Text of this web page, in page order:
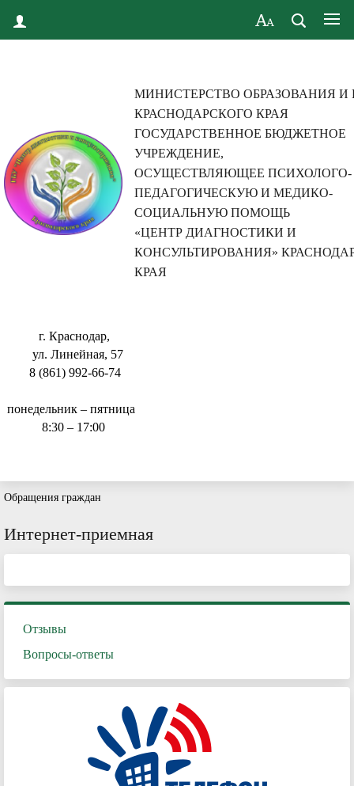
МИНИСТЕРСТВО ОБРАЗОВАНИЯ И
КРАСНОДАРСКОГО КРАЯ
ГОСУДАРСТВЕННОЕ БЮДЖЕТНОЕ
УЧРЕЖДЕНИЕ,
ОСУЩЕСТВЛЯЮЩЕЕ ПСИХОЛОГО-
ПЕДАГОГИЧЕСКУЮ И МЕДИКО-
СОЦИАЛЬНУЮ ПОМОЩЬ
«ЦЕНТР ДИАГНОСТИКИ И
КОНСУЛЬТИРОВАНИЯ»
КРАЯ
г. Краснодар,
ул. Линейная, 57
8 (861) 992-66-74
понедельник – пятница
8:30 – 17:00
Обращения граждан
Интернет-приемная
Отзывы
Вопросы-ответы